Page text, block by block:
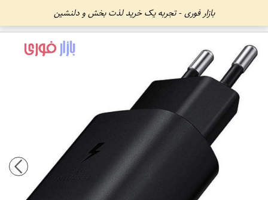
بازار فوری - تجربه یک خرید لذت بخش و دلنشین